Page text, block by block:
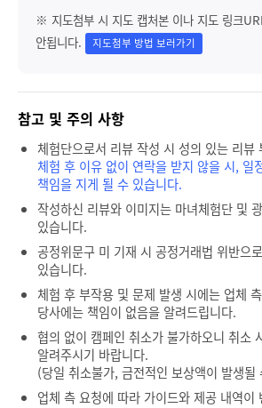
※ 지도첨부 시 지도 캡처본 이나 지도 링크
안됩니다.
지도첨부 방법 보러가기
참고 및 주의 사항
체험단으로서 리뷰 작성 시 성의 있는 리뷰
체험 후 이유 없이 연락을 받지 않을 시, 일
책임을 지게 될 수 있습니다.
작성하신 리뷰와 이미지는 마녀체험단 및
있습니다.
공정위문구 미 기재 시 공정거래법 위반으
있습니다.
체험 후 부작용 및 문제 발생 시에는 업체
당사에는 책임이 없음을 알려드립니다.
협의 없이 캠페인 취소가 불가하오니 취소
알려주시기 바랍니다.
(당일 취소불가, 금전적인 보상액이 발생될
업체 측 요청에 따라 가이드와 제공 내역이